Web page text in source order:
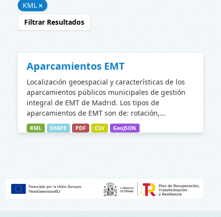
KML
Filtrar Resultados
Aparcamientos EMT
Localización geoespacial y características de los
aparcamientos públicos municipales de gestión
integral de EMT de Madrid. Los tipos de
aparcamientos de EMT son de: rotación,...
KML SHAPE PDF CSV GeoJSON